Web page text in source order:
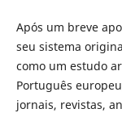
Após um breve
seu sistema
como um estudo
Português
jornais, revistas,